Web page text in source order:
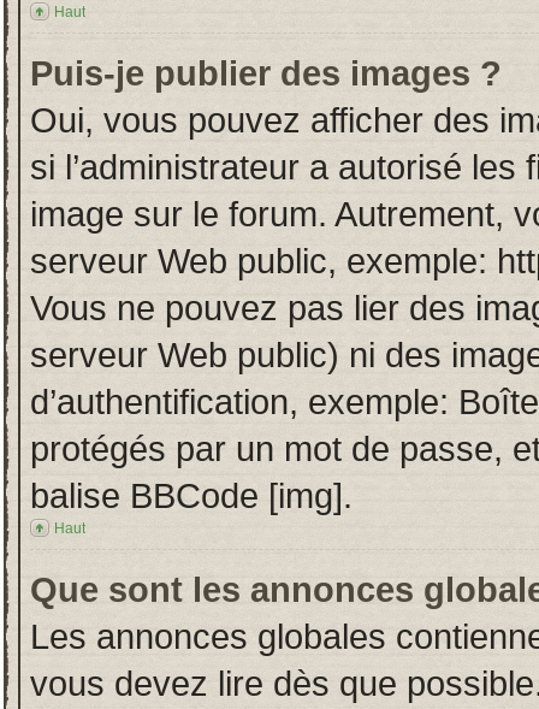
Haut
Puis-je publier des images ?
Oui, vous pouvez afficher des
si l’administrateur a autorisé
image sur le forum. Autrement,
serveur Web public, exemple:
Vous ne pouvez pas lier des
serveur Web public) ni des
d’authentification, exemple:
protégés par un mot de passe,
balise BBCode [img].
Haut
Que sont les annonces
Les annonces globales
vous devez lire dès que